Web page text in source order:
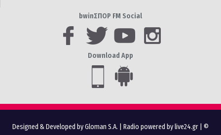
bwinΣΠΟΡ FM Social
Download App
Designed & Developed by Gloman S.A. Radio powered by live24.gr | ©